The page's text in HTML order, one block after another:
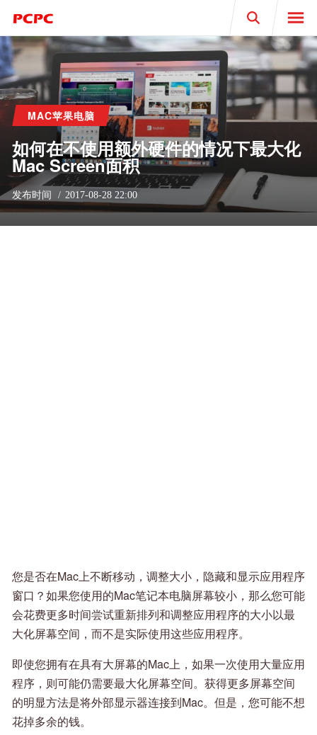
Search
MAC苹果电脑
如何在不使用额外硬件的情况下最大化
Mac Screen面积
发布时间 2017-08-28 22:00
您是否在Mac上不断移动，调整大小，隐藏和显示应用程序
窗口？如果您使用的Mac笔记本电脑屏幕较小，那么您可能
会花费更多时间尝试重新排列和调整应用程序的大小以最
大化屏幕空间，而不是实际使用这些应用程序。
即使您拥有在具有大屏幕的Mac上，如果一次使用大量应用
程序，则可能仍需要最大化屏幕空间。获得更多屏幕空间
的明显方法是将外部显示器连接到Mac。但是，您可能不想
花掉多余的钱。